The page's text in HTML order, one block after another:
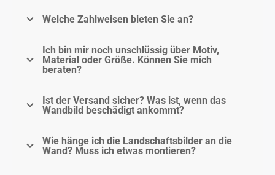
Welche Zahlweisen bieten Sie an?
Ich bin mir noch unschlüssig über Motiv,
Material oder Größe. Können Sie mich
beraten?
Ist der Versand sicher? Was ist, wenn das
Wandbild beschädigt ankommt?
Wie hänge ich die Landschaftsbilder an die
Wand? Muss ich etwas montieren?